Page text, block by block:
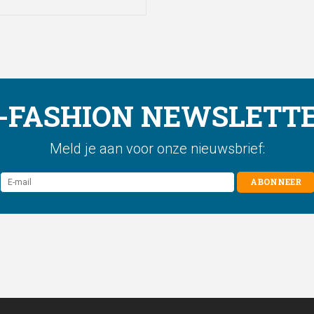
FASHION
Meld je aan voor onze nieuwsbrief:
ABONNEER